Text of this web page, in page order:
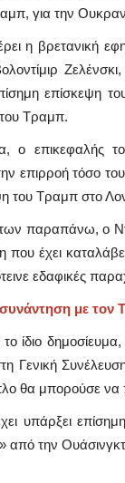
για την
η βρετανική
επίσκεψη
Τραμπ.
ο επικεφαλής
επιρροή τόσο
του Τραμπ στο
των παραπάνω, ο
που έχει
εδαφικές
με τον
ίδιο
Γενική
θα μπορούσε να
υπάρξει
από την